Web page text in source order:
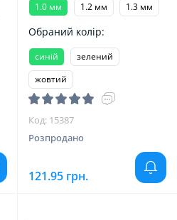
1.0 мм 1.2 мм 1.3 мм
Обраний колір:
синій
зелений
жовтий
Код: 15387
Розпродано
121.95 грн.